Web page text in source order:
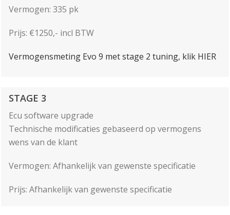
Vermogen: 335 pk
Prijs: €1250,- incl BTW
Vermogensmeting Evo 9 met stage 2 tuning, klik HIER
STAGE 3
Ecu software upgrade
Technische modificaties gebaseerd op vermogens
wens van de klant
Vermogen: Afhankelijk van gewenste specificatie
Prijs: Afhankelijk van gewenste specificatie